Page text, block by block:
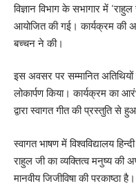
विज्ञान विभाग के सभागार में
आयोजित की गई। कार्यक्रम की
बच्चन ने की।
इस अवसर पर सम्मानित अतिथियों
लोकार्पण किया। कार्यक्रम का
द्वारा स्वागत गीत की प्रस्तुति से
स्वागत भाषण में विश्वविद्यालय
राहुल जी का व्यक्तित्व मनुष्य की
मानवीय जिजीविषा की